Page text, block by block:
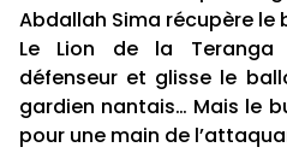
Abdallah Sima récupère le
Le Lion de la
défenseur et glisse le
gardien nantais… Mais le
pour une main de